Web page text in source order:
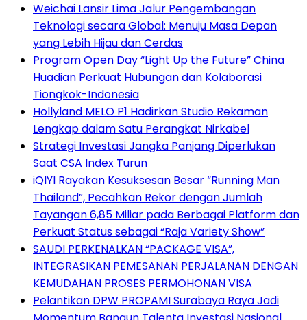
Weichai Lansir Lima Jalur Pengembangan
Teknologi secara Global: Menuju Masa Depan
yang Lebih Hijau dan Cerdas
Program Open Day “Light Up the Future” China
Huadian Perkuat Hubungan dan Kolaborasi
Tiongkok-Indonesia
Hollyland MELO P1 Hadirkan Studio Rekaman
Lengkap dalam Satu Perangkat Nirkabel
Strategi Investasi Jangka Panjang Diperlukan
Saat CSA Index Turun
iQIYI Rayakan Kesuksesan Besar “Running Man
Thailand”, Pecahkan Rekor dengan Jumlah
Tayangan 6,85 Miliar pada Berbagai Platform dan
Perkuat Status sebagai “Raja Variety Show”
SAUDI PERKENALKAN “PACKAGE VISA”,
INTEGRASIKAN PEMESANAN PERJALANAN DENGAN
KEMUDAHAN PROSES PERMOHONAN VISA
Pelantikan DPW PROPAMI Surabaya Raya Jadi